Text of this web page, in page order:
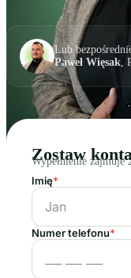
Lub
Paweł Więsak,
Zostaw
Wypełnienie zajmuje
Imię*
Numer telefonu*